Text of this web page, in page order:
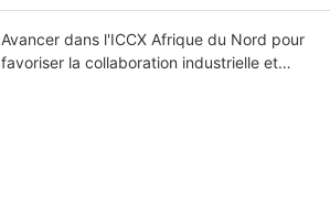
Avancer dans l'ICCX Afrique du Nord pour
favoriser la collaboration industrielle et